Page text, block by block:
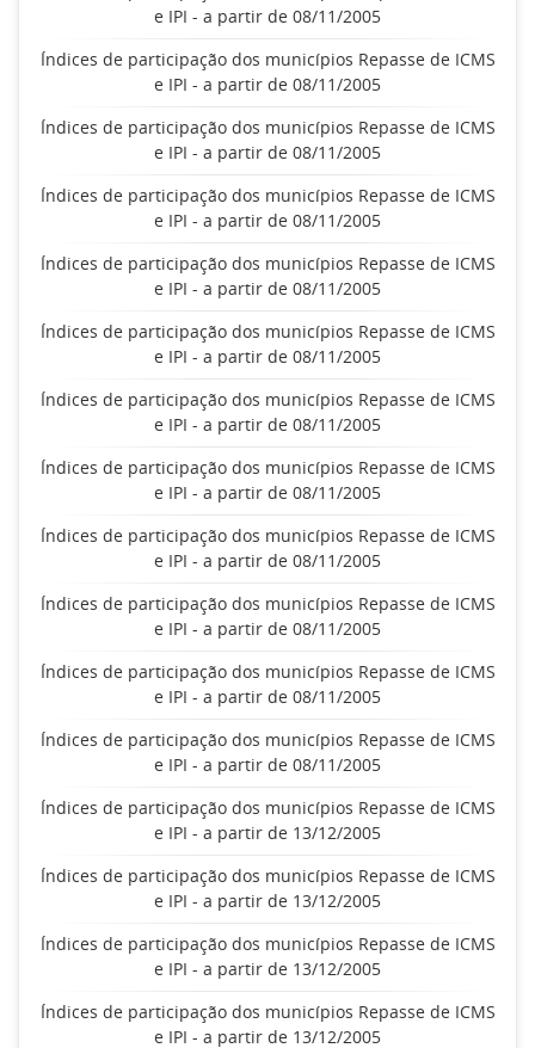
e IPI - a partir de 08/11/2005
Índices de participação dos municípios Repasse de ICMS
e IPI - a partir de 08/11/2005
Índices de participação dos municípios Repasse de ICMS
e IPI - a partir de 08/11/2005
Índices de participação dos municípios Repasse de ICMS
e IPI - a partir de 08/11/2005
Índices de participação dos municípios Repasse de ICMS
e IPI - a partir de 08/11/2005
Índices de participação dos municípios Repasse de ICMS
e IPI - a partir de 08/11/2005
Índices de participação dos municípios Repasse de ICMS
e IPI - a partir de 08/11/2005
Índices de participação dos municípios Repasse de ICMS
e IPI - a partir de 08/11/2005
Índices de participação dos municípios Repasse de ICMS
e IPI - a partir de 08/11/2005
Índices de participação dos municípios Repasse de ICMS
e IPI - a partir de 08/11/2005
Índices de participação dos municípios Repasse de ICMS
e IPI - a partir de 08/11/2005
Índices de participação dos municípios Repasse de ICMS
e IPI - a partir de 08/11/2005
Índices de participação dos municípios Repasse de ICMS
e IPI - a partir de 13/12/2005
Índices de participação dos municípios Repasse de ICMS
e IPI - a partir de 13/12/2005
Índices de participação dos municípios Repasse de ICMS
e IPI - a partir de 13/12/2005
Índices de participação dos municípios Repasse de ICMS
e IPI - a partir de 13/12/2005